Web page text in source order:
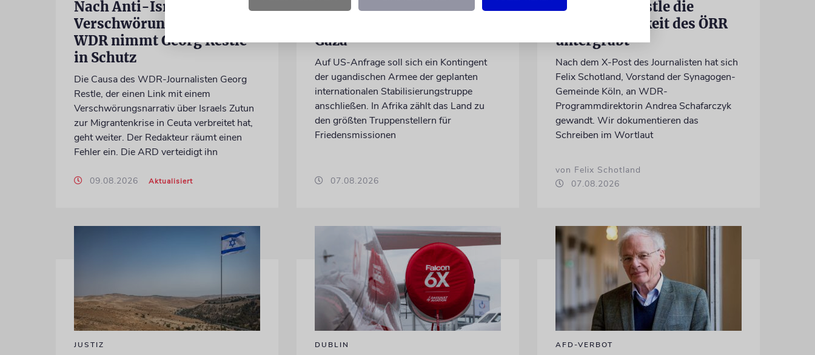
Nach Anti-Israel-
Verschwörungstheorie:
WDR nimmt Georg Restle
in Schutz
Die Causa des WDR-Journalisten Georg
Restle, der einen Link mit einem
Verschwörungsnarrativ über Israels Zutun
zur Migrantenkrise in Ceuta verbreitet hat,
geht weiter. Der Redakteur räumt einen
Fehler ein. Die ARD verteidigt ihn
09.08.2026 Aktualisiert
Ugandas Parlament billigt
Gaza
Auf US-Anfrage soll sich ein Kontingent
der ugandischen Armee der geplanten
internationalen Stabilisierungstruppe
anschließen. In Afrika zählt das Land zu
den größten Truppenstellern für
Friedensmissionen
07.08.2026
Wie Georg Restle die
Glaubwürdigkeit des ÖRR
untergräbt
Nach dem X-Post des Journalisten hat sich
Felix Schotland, Vorstand der Synagogen-
Gemeinde Köln, an WDR-
Programmdirektorin Andrea Schafarczyk
gewandt. Wir dokumentieren das
Schreiben im Wortlaut
von Felix Schotland
07.08.2026
JUSTIZ DUBLIN AFD-VERBOT